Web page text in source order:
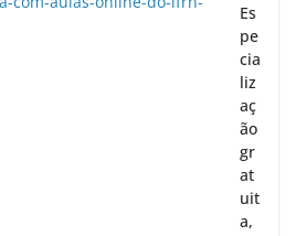
Es
pe
cia
liz
aç
ão
gr
at
uit
a,